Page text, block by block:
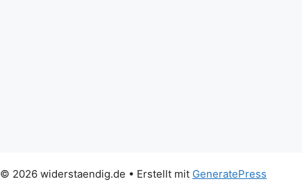
© 2026 widerstaendig.de • Erstellt mit GeneratePress